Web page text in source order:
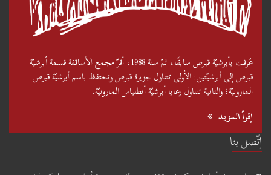
عُرفت بأبرشيّة قبرص سابقًا، ثمّ سنة 1988، أقرّ مجمع الأساقفة قسمة أبرشيّة
قبرص إلى أبرشيّتين: الأولى تتناول جزيرة قبرص وتحتفظ باسم أبرشيّة قبرص
المارونيّة؛ والثانية تتناول رعايا أبرشيّة أنطلياس المارونيّة.
إقرأ المزيد
إتّصل بنا